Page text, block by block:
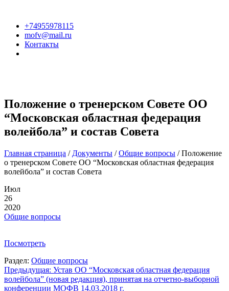
+74955978115
mofv@mail.ru
Контакты
Положение о тренерском Совете ОО
“Московская областная федерация
волейбола” и состав Совета
Главная страница / Документы /Общие вопросы /Положение
о тренерском Совете ОО “Московская областная федерация
волейбола” и состав Совета
Июл
26
2020
Общие вопросы
Посмотреть
Раздел: Общие вопросы
Навигация
по
Предыдущая: Устав ОО “Московская областная федерация
волейбола” (новая редакция), принятая на отчетно-выборной
конференции МОФВ 14.03.2018 г.